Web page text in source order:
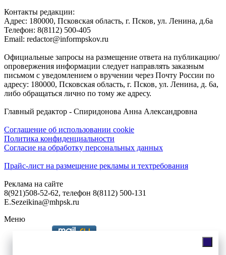
Контакты редакции:
Адреc: 180000, Псковская область, г. Псков, ул. Ленина, д.6а
Телефон: 8(8112) 500-405
Email: redactor@informpskov.ru
Официальные запросы на размещение ответа на публикацию/
опровержения информации следует направлять заказным
письмом с уведомлением о вручении через Почту России по
адресу: 180000, Псковская область, г. Псков, ул. Ленина, д. 6а,
либо обращаться лично по тому же адресу.
Главный редактор - Спиридонова Анна Александровна
Соглашение об использовании cookie
Политика конфиденциальности
Согласие на обработку персональных данных
Прайс-лист на размещение рекламы и техтребования
Реклама на сайте
8(921)508-52-62, телефон 8(8112) 500-131
E.Sezeikina@mhpsk.ru
Меню